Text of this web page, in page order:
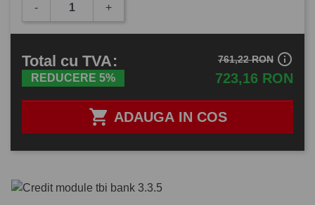
- +
 ADAUGA IN COS
Total cu TVA:
REDUCERE 5% 723,16 RON
761,22 RON info_outline